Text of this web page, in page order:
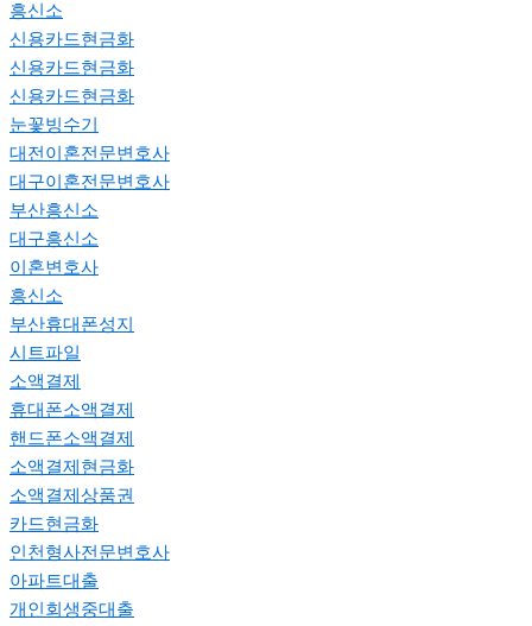
흥신소
신용카드현금화
신용카드현금화
신용카드현금화
눈꽃빙수기
대전이혼전문변호사
대구이혼전문변호사
부산흥신소
대구흥신소
이혼변호사
흥신소
부산휴대폰성지
시트파일
소액결제
휴대폰소액결제
핸드폰소액결제
소액결제현금화
소액결제상품권
카드현금화
인천형사전문변호사
아파트대출
개인회생중대출